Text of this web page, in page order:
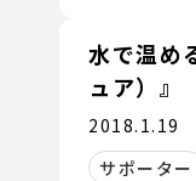
水で温め
ュア）』
2018.1.19
サポーター